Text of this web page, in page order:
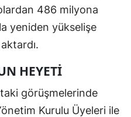
486 milyona
yeniden yükselişe
HEYETI
görüşmelerinde
Kurulu Üyeleri ile